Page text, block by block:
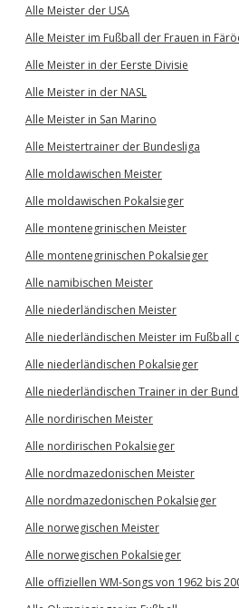
Alle Meister der USA
Alle Meister im Fußball der Frauen in
Alle Meister in der Eerste Divisie
Alle Meister in der NASL
Alle Meister in San Marino
Alle Meistertrainer der Bundesliga
Alle moldawischen Meister
Alle moldawischen Pokalsieger
Alle montenegrinischen Meister
Alle montenegrinischen Pokalsieger
Alle namibischen Meister
Alle niederländischen Meister
Alle niederländischen Meister im Fußball
Alle niederländischen Pokalsieger
Alle niederländischen Trainer in der
Alle nordirischen Meister
Alle nordirischen Pokalsieger
Alle nordmazedonischen Meister
Alle nordmazedonischen Pokalsieger
Alle norwegischen Meister
Alle norwegischen Pokalsieger
Alle offiziellen WM-Songs von 1962 bis